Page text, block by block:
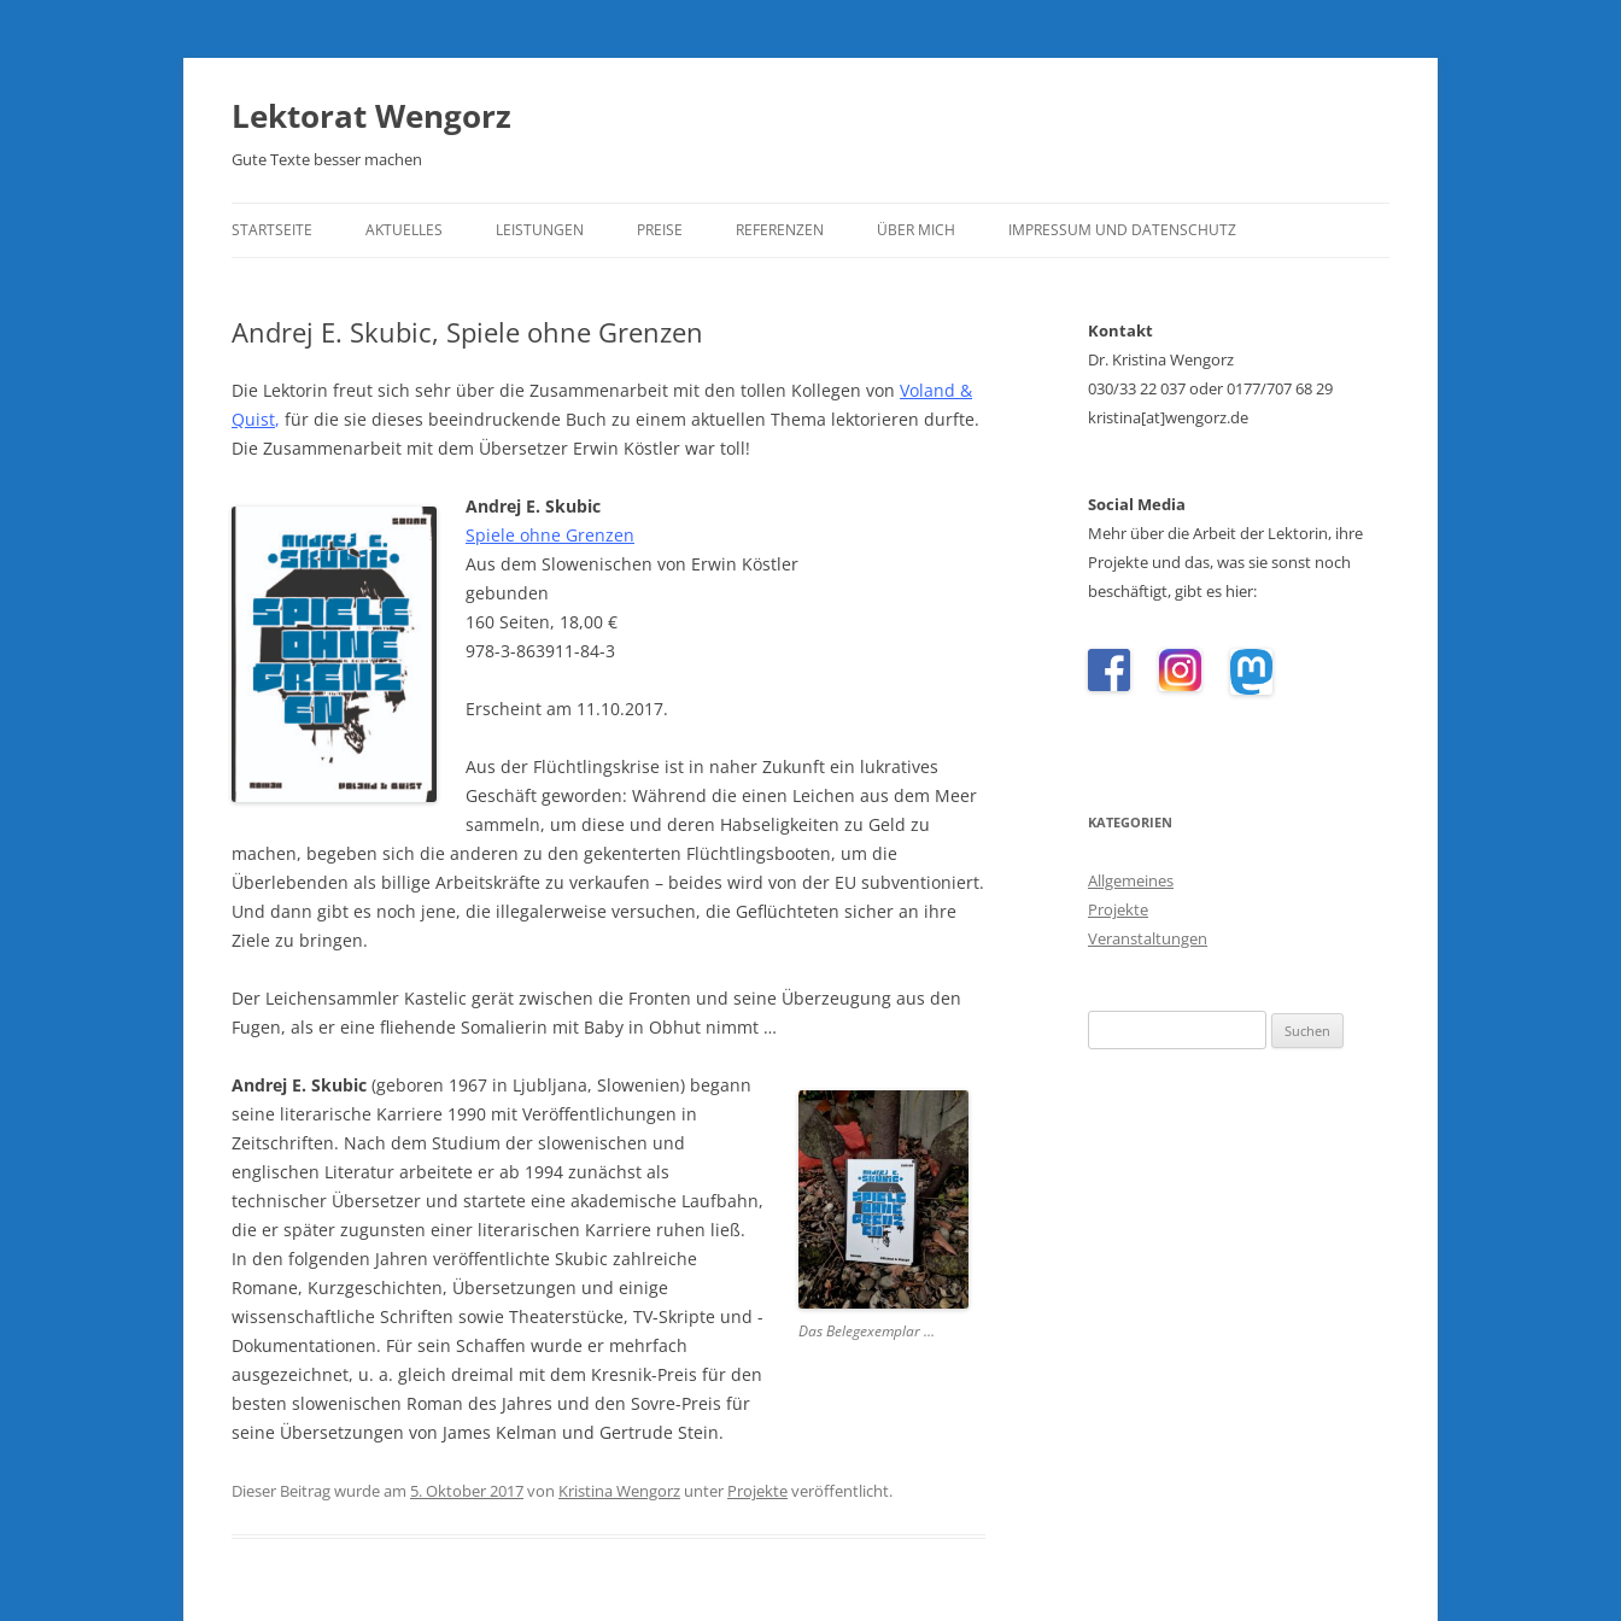
Lektorat Wengorz
Gute Texte besser machen
Inhalt
STARTSEITE AKTUELLES LEISTUNGEN PREISE REFERENZEN
SACHBUCH
REDAKTION/EIGENE
VERÖFFENTLICHUNGEN
ÜBER MICH IMPRESSUM UND DATENSCHUTZ
Andrej E. Skubic, Spiele ohne Grenzen
Die Lektorin freut sich sehr über die Zusammenarbeit mit den tollen Kollegen von Voland &
Quist, für die sie dieses beeindruckende Buch zu einem aktuellen Thema lektorieren durfte.
Die Zusammenarbeit mit dem Übersetzer Erwin Köstler war toll!
Andrej E. Skubic
Spiele ohne Grenzen
Aus dem Slowenischen von Erwin Köstler
gebunden
160 Seiten, 18,00 €
978-3-863911-84-3
Erscheint am 11.10.2017.
Aus der Flüchtlingskrise ist in naher Zukunft ein lukratives
Geschäft geworden: Während die einen Leichen aus dem Meer
sammeln, um diese und deren Habseligkeiten zu Geld zu
machen, begeben sich die anderen zu den gekenterten Flüchtlingsbooten, um die
Überlebenden als billige Arbeitskräfte zu verkaufen – beides wird von der EU subventioniert.
Und dann gibt es noch jene, die illegalerweise versuchen, die Geflüchteten sicher an ihre
Ziele zu bringen.
Der Leichensammler Kastelic gerät zwischen die Fronten und seine Überzeugung aus den
Fugen, als er eine fliehende Somalierin mit Baby in Obhut nimmt …
Das Belegexemplar …
Andrej E. Skubic (geboren 1967 in Ljubljana, Slowenien) begann
seine literarische Karriere 1990 mit Veröffentlichungen in
Zeitschriften. Nach dem Studium der slowenischen und
englischen Literatur arbeitete er ab 1994 zunächst als
technischer Übersetzer und startete eine akademische Laufbahn,
die er später zugunsten einer literarischen Karriere ruhen ließ.
In den folgenden Jahren veröffentlichte Skubic zahlreiche
Romane, Kurzgeschichten, Übersetzungen und einige
wissenschaftliche Schriften sowie Theaterstücke, TV-Skripte und -
Dokumentationen. Für sein Schaffen wurde er mehrfach
ausgezeichnet, u. a. gleich dreimal mit dem Kresnik-Preis für den
besten slowenischen Roman des Jahres und den Sovre-Preis für
seine Übersetzungen von James Kelman und Gertrude Stein.
Dieser Beitrag wurde am 5. Oktober 2017von Kristina Wengorz unter Projekteveröffentlicht.
Kontakt
Dr. Kristina Wengorz
030/33 22 037 oder 0177/707 68 29
kristina[at]wengorz.de
Social Media
Mehr über die Arbeit der Lektorin, ihre
Projekte und das, was sie sonst noch
beschäftigt, gibt es hier:
KATEGORIEN
Allgemeines
Projekte
Veranstaltungen
nach: